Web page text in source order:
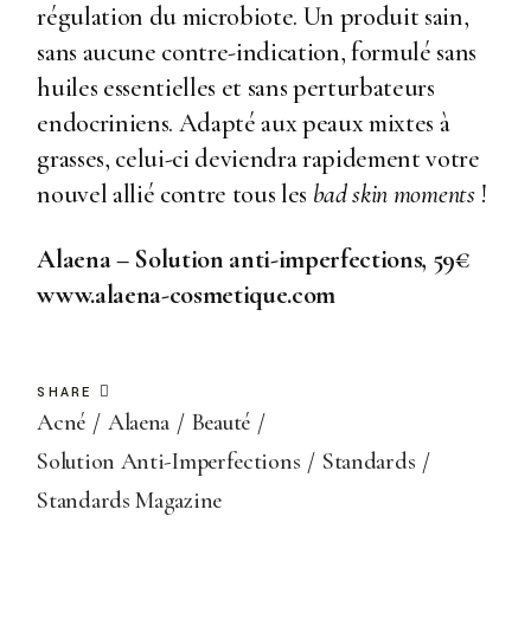
régulation du microbiote. Un produit sain,
sans aucune contre-indication, formulé sans
huiles essentielles et sans perturbateurs
endocriniens. Adapté aux peaux mixtes à
grasses, celui-ci deviendra rapidement votre
nouvel allié contre tous les bad skin moments!
Alaena – Solution anti-imperfections, 59€
www.alaena-cosmetique.com
SHARE
Acné Alaena
Beauté
Solution Anti-Imperfections
Standards
Standards Magazine